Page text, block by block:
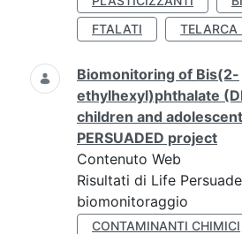
FTALATI
TELARCA
Biomonitoring of Bis(2-
ethylhexyl)phthalate
children and
PERSUADED project
Contenuto Web
Risultati di Life
biomonitoraggio
CONTAMINANTI CHIMICI